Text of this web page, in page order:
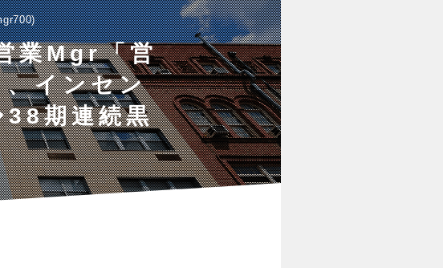
業Mgr「営
、インセン
期連続黒